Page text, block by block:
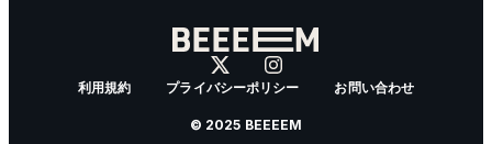
利用規約 プライバシーポリシー お問い合わせ
© 2025 BEEEEM